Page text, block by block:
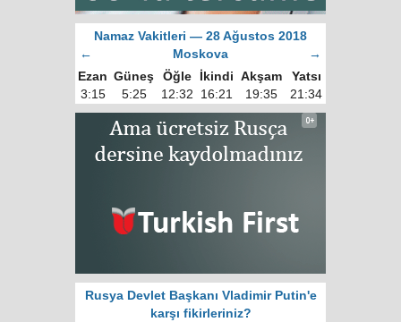
Namaz Vakitleri — 28 Ağustos 2018
←
Moskova
→
Ezan Güneş Öğle İkindi Akşam
Yatsı
3:15
5:25 12:32 16:21 19:35 21:34
Rusya Devlet Başkanı Vladimir Putin'e
karşı fikirleriniz?